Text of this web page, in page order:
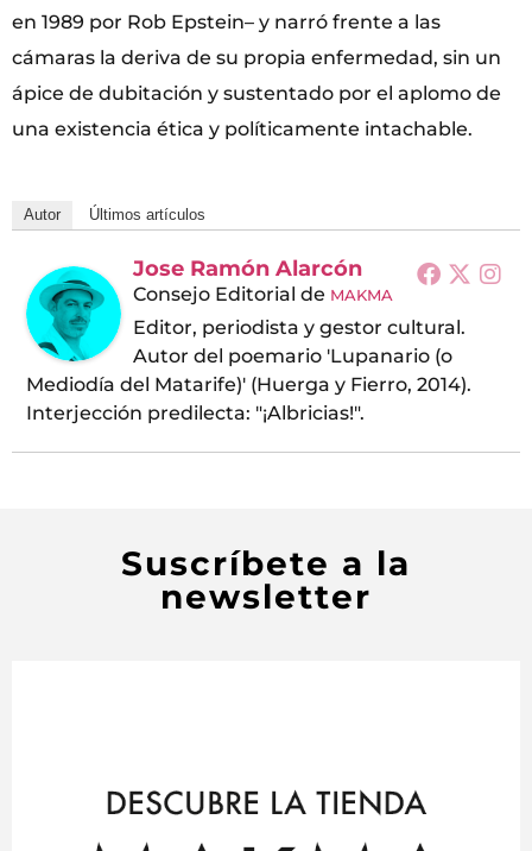
en 1989 por Rob Epstein– y narró frente a las
cámaras la deriva de su propia enfermedad, sin un
ápice de dubitación y sustentado por el aplomo de
una existencia ética y políticamente intachable.
Autor Últimos artículos
Jose Ramón Alarcón
Consejo Editorial de MAKMA
Editor, periodista y gestor cultural.
Autor del poemario 'Lupanario (o
Mediodía del Matarife)' (Huerga y Fierro, 2014).
Interjección predilecta: "¡Albricias!".
Suscríbete a la
newsletter